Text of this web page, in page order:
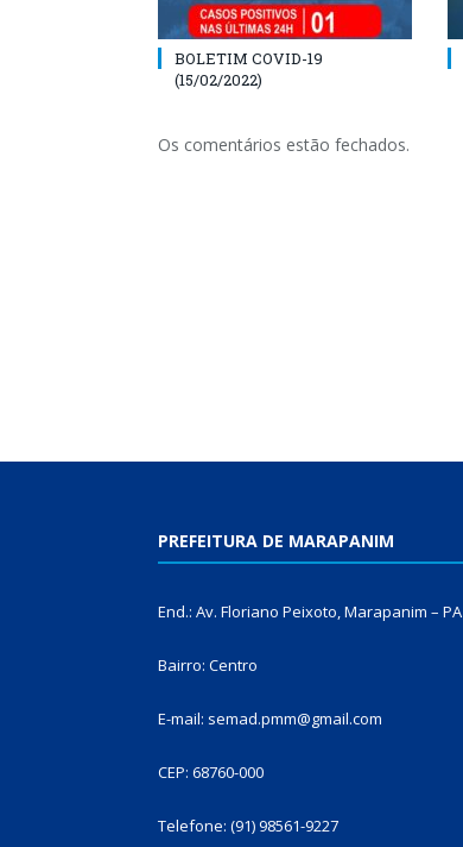
BOLETIM COVID-19
(15/02/2022)
Os comentários estão fechados.
PREFEITURA DE MARAPANIM
End.: Av. Floriano Peixoto, Marapanim – PA
Bairro: Centro
E-mail: semad.pmm@gmail.com
CEP: 68760-000
Telefone: (91) 98561-9227